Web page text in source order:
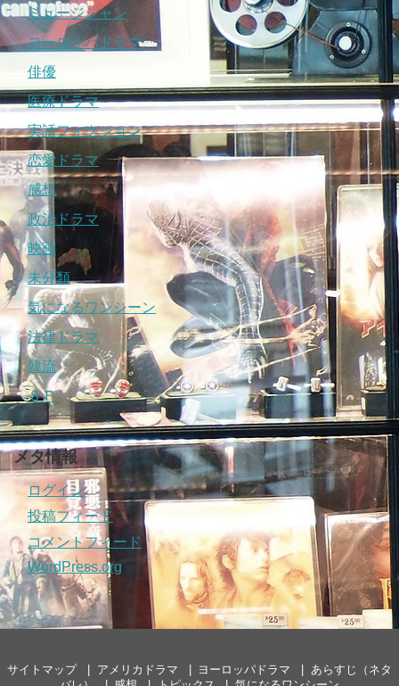
ミュージシャン
ヨーロッパドラマ
俳優
医療ドラマ
実話フィクション
恋愛ドラマ
感想
政治ドラマ
映画
未分類
気になるワンシーン
法律ドラマ
韓流
ＳＦ
メタ情報
ログイン
投稿フィード
コメントフィード
WordPress.org
サイトマップ アメリカドラマ ヨーロッパドラマ
あらすじ（ネタ